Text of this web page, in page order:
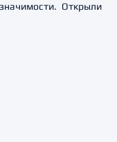
Открыли